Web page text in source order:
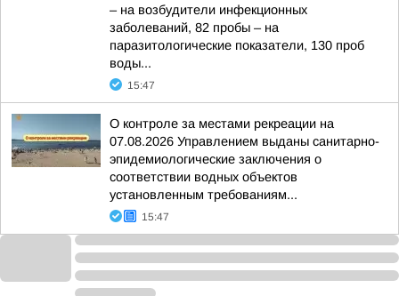
– на возбудители инфекционных
заболеваний, 82 пробы – на
паразитологические показатели, 130 проб
воды...
15:47
О контроле за местами рекреации на
07.08.2026 Управлением выданы санитарно-
эпидемиологические заключения о
соответствии водных объектов
установленным требованиям...
15:47